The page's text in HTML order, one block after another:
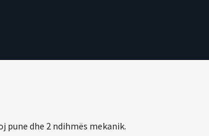
pune dhe 2 ndihmës mekanik.